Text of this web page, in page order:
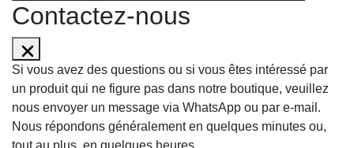
Contactez-nous
Si vous avez des questions ou si vous êtes intéressé par
un produit qui ne figure pas dans notre boutique, veuillez
nous envoyer un message via WhatsApp ou par e-mail.
Nous répondons généralement en quelques minutes ou,
tout au plus, en quelques heures.